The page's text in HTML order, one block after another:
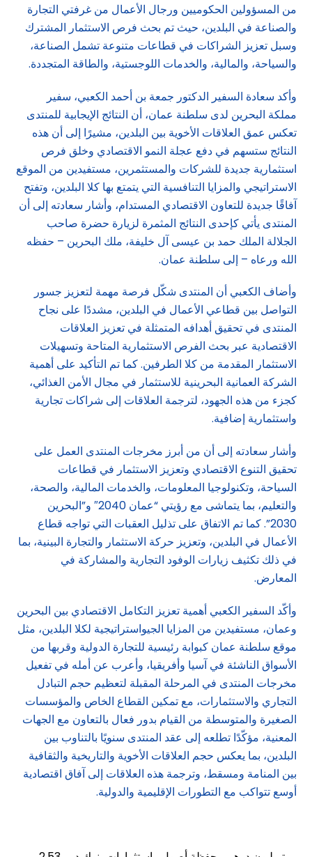
من المسؤولين الحكوميين ورجال الأعمال من غرفتي التجارة
والصناعة في البلدين، حيث تم بحث فرص الاستثمار المشترك
وسبل تعزيز الشراكات في قطاعات متنوعة تشمل الصناعة،
والسياحة، والمالية، والخدمات اللوجستية، والطاقة المتجددة.
وأكد سعادة السفير الدكتور جمعة بن أحمد الكعبي، سفير
مملكة البحرين لدى سلطنة عمان، أن النتائج الإيجابية للمنتدى
تعكس عمق العلاقات الأخوية بين البلدين، مشيرًا إلى أن هذه
النتائج ستسهم في دفع عجلة النمو الاقتصادي وخلق فرص
استثمارية جديدة للشركات والمستثمرين، مستفيدين من الموقع
الاستراتيجي والمزايا التنافسية التي يتمتع بها كلا البلدين، وتفتح
آفاقًا جديدة للتعاون الاقتصادي المستدام، وأشار سعادته إلى أن
المنتدى يأتي كإحدى النتائج المثمرة لزيارة حضرة صاحب
الجلالة الملك حمد بن عيسى آل خليفة، ملك البحرين – حفظه
الله ورعاه – إلى سلطنة عمان.
وأضاف الكعبي أن المنتدى شكّل فرصة مهمة لتعزيز جسور
التواصل بين قطاعي الأعمال في البلدين، مشددًا على نجاح
المنتدى في تحقيق أهدافه المتمثلة في تعزيز العلاقات
الاقتصادية عبر بحث الفرص الاستثمارية المتاحة وتسهيلات
الاستثمار المقدمة من كلا الطرفين. كما تم التأكيد على أهمية
الشركة العمانية البحرينية للاستثمار في مجال الأمن الغذائي،
كجزء من هذه الجهود، لترجمة العلاقات إلى شراكات تجارية
واستثمارية إضافية.
وأشار سعادته إلى أن من أبرز مخرجات المنتدى العمل على
تحقيق التنوع الاقتصادي وتعزيز الاستثمار في قطاعات
السياحة، وتكنولوجيا المعلومات، والخدمات المالية، والصحة،
والتعليم، بما يتماشى مع رؤيتي “عمان 2040″ و”البحرين
2030”. كما تم الاتفاق على تذليل العقبات التي تواجه قطاع
الأعمال في البلدين، وتعزيز حركة الاستثمار والتجارة البينية، بما
في ذلك تكثيف زيارات الوفود التجارية والمشاركة في
المعارض.
وأكّد السفير الكعبي أهمية تعزيز التكامل الاقتصادي بين البحرين
وعمان، مستفيدين من المزايا الجيواستراتيجية لكلا البلدين، مثل
موقع سلطنة عمان كبوابة رئيسية للتجارة الدولية وقربها من
الأسواق الناشئة في آسيا وأفريقيا، وأعرب عن أمله في تفعيل
مخرجات المنتدى في المرحلة المقبلة لتعظيم حجم التبادل
التجاري والاستثمارات، مع تمكين القطاع الخاص والمؤسسات
الصغيرة والمتوسطة من القيام بدور فعال بالتعاون مع الجهات
المعنية، مؤكّدًا تطلعه إلى عقد المنتدى سنويًا بالتناوب بين
البلدين، بما يعكس حجم العلاقات الأخوية والتاريخية والثقافية
بين المنامة ومسقط، وترجمة هذه العلاقات إلى آفاق اقتصادية
أوسع تتواكب مع التطورات الإقليمية والدولية.